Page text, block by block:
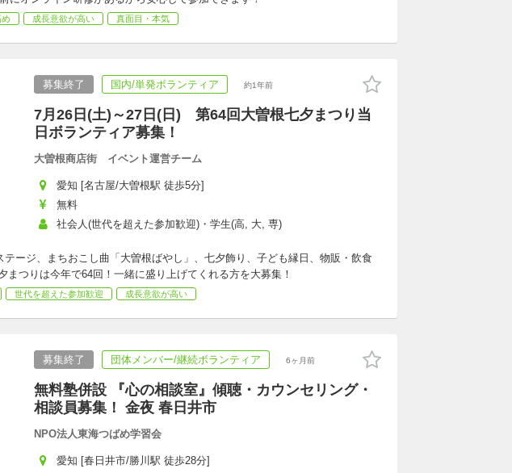
め 成長意欲が高い 真面目・本気
募集終了 国内/単発ボランティア 約1年前
7月26日(土)～27日(日) 第64回大曽根七夕まつり当
日ボランティア募集！
大曽根商店街 イベント運営チーム
愛知 [名古屋/大曽根駅 徒歩5分]
無料
社会人(世代を超えた参加歓迎)・学生(高, 大, 専)
ージ、まちおこし曲「大曽根ばやし」、七夕飾り、子ども縁日、物販・飲食
まつりは今年で64回！一緒に盛り上げてくれる方を大募集！
世代を超えた参加歓迎 成長意欲が高い
募集終了 団体メンバー/継続ボランティア 6ヶ月前
無料塾併設 『心の相談室』傾聴・カウンセリング・
相談員募集！ 金夜 春日井市
NPO法人東海つばめ学習会
愛知 [春日井市/勝川駅 徒歩28分]